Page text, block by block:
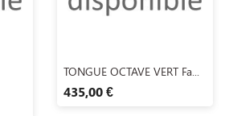
Aperçu rapide
TONGUE OCTAVE VERT Fa...
435,00 €